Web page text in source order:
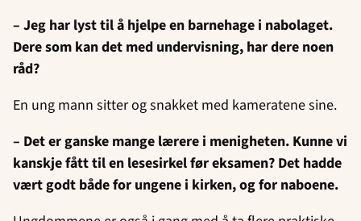
– Jeg har lyst til å hjelpe en barnehage i nabolaget.
Dere som kan det med undervisning, har dere noen
råd?
En ung mann sitter og snakket med kameratene sine.
– Det er ganske mange lærere i menigheten. Kunne vi
kanskje fått til en lesesirkel før eksamen? Det hadde
vært godt både for ungene i kirken, og for naboene.